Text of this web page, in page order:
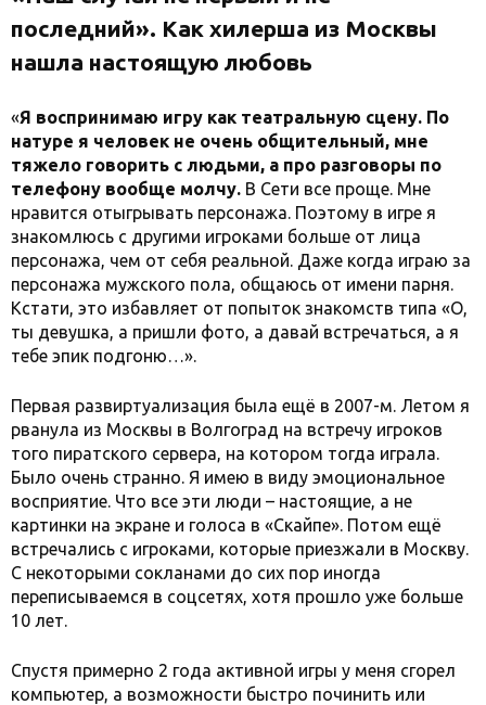
последний». Как хилерша из Москвы
нашла настоящую любовь
«Я воспринимаю игру как театральную сцену. По
натуре я человек не очень общительный, мне
тяжело говорить с людьми, а про разговоры по
телефону вообще молчу. В Сети все проще. Мне
нравится отыгрывать персонажа. Поэтому в игре я
знакомлюсь с другими игроками больше от лица
персонажа, чем от себя реальной. Даже когда играю за
персонажа мужского пола, общаюсь от имени парня.
Кстати, это избавляет от попыток знакомств типа «О,
ты девушка, а пришли фото, а давай встречаться, а я
тебе эпик подгоню…».
Первая развиртуализация была ещё в 2007-м. Летом я
рванула из Москвы в Волгоград на встречу игроков
того пиратского сервера, на котором тогда играла.
Было очень странно. Я имею в виду эмоциональное
восприятие. Что все эти люди – настоящие, а не
картинки на экране и голоса в «Скайпе». Потом ещё
встречались с игроками, которые приезжали в Москву.
С некоторыми сокланами до сих пор иногда
переписываемся в соцсетях, хотя прошло уже больше
10 лет.
Спустя примерно 2 года активной игры у меня сгорел
компьютер, а возможности быстро починить или